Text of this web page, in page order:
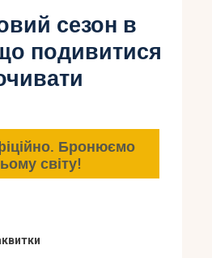
сезон в
подивитися
Бронюємо
світу!